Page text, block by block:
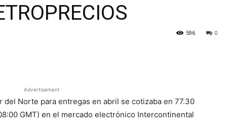
0
596
Advertisement
Norte para entregas en abril se cotizaba en 77.30
GMT) en el mercado electrónico Intercontinental